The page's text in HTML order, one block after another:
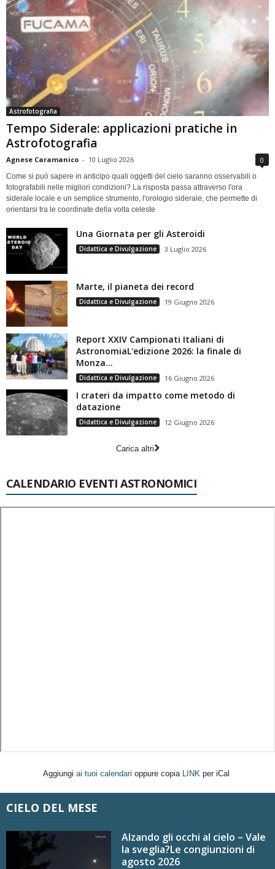
Astrofotografia
Tempo Siderale: applicazioni pratiche in
Astrofotografia
Agnese Caramanico - 10 Luglio 2026 0
Come si può sapere in anticipo quali oggetti del cielo saranno osservabili o
fotografabili nelle migliori condizioni? La risposta passa attraverso l'ora
siderale locale e un semplice strumento, l'orologio siderale, che permette di
orientarsi tra le coordinate della volta celeste
Una Giornata per gli Asteroidi
Didattica e Divulgazione 3 Luglio 2026
Marte, il pianeta dei record
Didattica e Divulgazione 19 Giugno 2026
Report XXIV Campionati Italiani di
AstronomiaL'edizione 2026: la finale di
Monza...
Didattica e Divulgazione 16 Giugno 2026
I crateri da impatto come metodo di
datazione
Didattica e Divulgazione 12 Giugno 2026
Carica altri
CALENDARIO EVENTI ASTRONOMICI
Aggiungi ai tuoi calendari oppure copia LINK per iCal
CIELO DEL MESE
Alzando gli occhi al cielo – Vale
la sveglia?Le congiunzioni di
agosto 2026